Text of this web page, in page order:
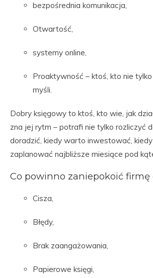
bezpośrednia komunikacja,
Otwartość,
systemy online,
Proaktywność – ktoś, kto nie
myśli.
Dobry księgowy to ktoś, kto wie, jak
zna jej rytm – potrafi nie tylko rozliczyć
doradzić, kiedy warto inwestować,
zaplanować najbliższe miesiące pod
Co powinno zaniepokoić firmę
Cisza,
Błędy,
Brak zaangażowania,
Papierowe księgi,